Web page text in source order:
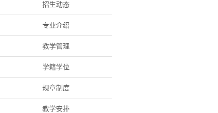
招生动态
专业介绍
教学管理
学籍学位
规章制度
教学安排